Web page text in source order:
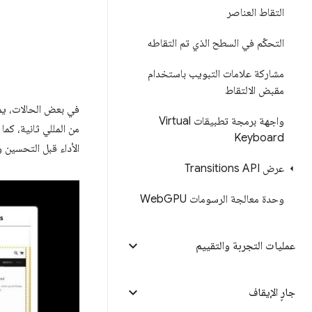
التقاط العناصر
التحكّم في السطح الذي تم التقاطه
مشاركة علامات التبويب باستخدام
مقبض الالتقاط
واجهة برمجة تطبيقات Virtual
Keyboard
عرض Transitions API
وحدة معالجة الرسومات Web GPU
عمليات التجربة والتقييم
جارٍ الإيقاف
في بعض الحالات،
من المللي ثانية،
الأداء قبل التحسين